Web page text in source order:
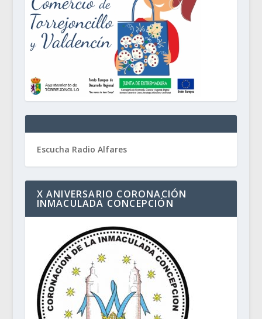
Escucha Radio Alfares
X ANIVERSARIO CORONACIÓN
INMACULADA CONCEPCIÓN